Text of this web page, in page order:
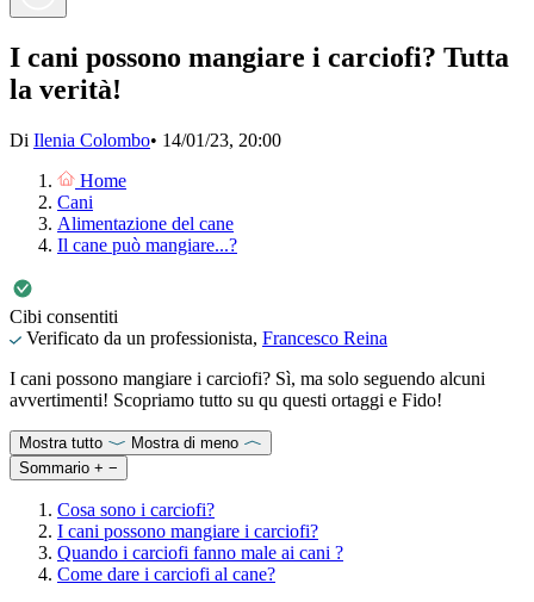
I cani possono mangiare i carciofi? Tutta
la verità!
Di Ilenia Colombo• 14/01/23, 20:00
Home
Cani
Alimentazione del cane
Il cane può mangiare...?
Cibi consentiti
Verificato da un professionista, Francesco Reina
I cani possono mangiare i carciofi? Sì, ma solo seguendo alcuni
avvertimenti! Scopriamo tutto su qu questi ortaggi e Fido!
Mostra tutto
Mostra di meno
Sommario + −
Cosa sono i carciofi?
I cani possono mangiare i carciofi?
Quando i carciofi fanno male ai cani ?
Come dare i carciofi al cane?